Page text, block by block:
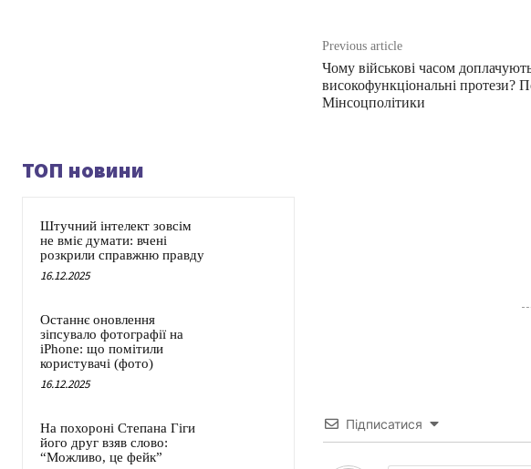
Previous article
Чому військові часом
високофункціональні протези?
Мінсоцполітики
ТОП новини
Штучний інтелект зовсім
не вміє думати: вчені
розкрили справжню правду
16.12.2025
Останнє оновлення
зіпсувало фотографії на
iPhone: що помітили
користувачі (фото)
16.12.2025
На похороні Степана Гіги
його друг взяв слово:
“Можливо, це фейк”
Підписатися